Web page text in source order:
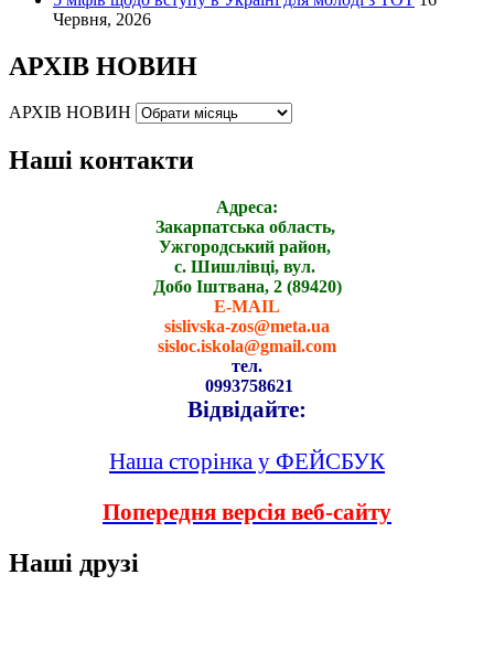
Червня, 2026
АРХІВ НОВИН
АРХІВ НОВИН
Наші контакти
Адреса:
Закарпатська область,
Ужгородський район,
с. Шишлівці, вул.
Добо Іштвана, 2 (89420)
E-MAIL
sislivska-zos@meta.ua
sisloc.iskola@gmail.com
тел.
0993758621
Відвідайте:
Наша сторінка у ФЕЙСБУК
Попередня версія веб-сайту
Наші друзі